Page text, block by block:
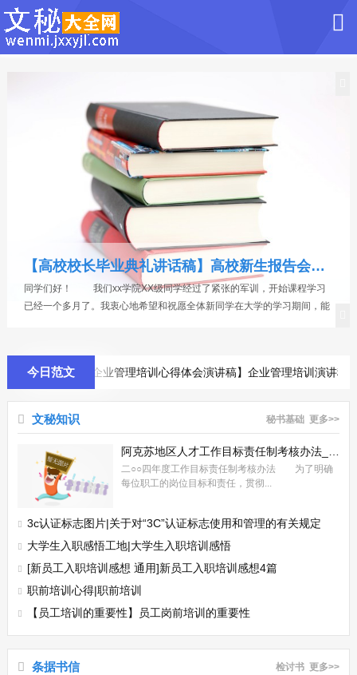
【篮球协会换届发言稿】微博协会换届发言稿
相聚不知珍惜，别离才知情重。看着日益苍老不再年轻的学弟学妹们，看
着那些拿着行李包四处奔波的学长学姐们，才想起来我真的快要大四了。
时间无情的将我推到大四的边缘，这意味着什么？意味着我老了，是时候
把微博协会交给年轻人管理了。 我的大学过去了三年，一共只参加过
的两个社团，第一个社团草草的一年就结束了...
【高校校长毕业典礼讲话稿】高校新生报告会校长讲话稿
同学们好！ 我们xx学院XX级同学经过了紧张的军训，开始课程学习
已经一个多月了。我衷心地希望和祝愿全体新同学在大学的学习期间，能
是，究竟能不能成才，能不能成就一番事...
尊敬的中国人民解放军xx省军区通信站的各位首长，各位教官，XX级全
体新同学，各位老师，朋友们： 大家上午好！ 一夜秋雨，送来
级新同学，首先我代表学院董事长康启鹏先生，代表院长张德江教授，代
表学院党政领导和全院师生员工，对省军...
社会主义核心价值观心得体会|社会主义核心价值观座谈会发言稿（学习雷锋方面）
尊敬的各位领导，同仁： 大家好！ 我是xx县城区一小五年级2班
的班主任朱，自XX年3月份开展社会主义核心价值观进校园活动以来，我
校以传承和弘扬雷锋精神为主题，以创建“雷锋式班级”活动为载体，深
高尚的道德风尚。开展了一系列师生喜...
班主任工作论坛发言稿_班主任工作发言稿：流光溢彩 各显风骚
班主任工作发言稿：流光溢彩 各显风骚 尊敬的各位老师，上午好。作
为三年三班的班主任，我将从以下四部分来谈一谈本班这个学期获得的成
长。 1、教学成绩，本班老师在“泛智教育”以及“为了每一个学生的发
展”的基础上，不放弃，不抛弃，真诚对待每一个学生，因此期末考试不
及格的学生控制在4个以内，体育，在...
今日范文【企业管理培训心得体会演讲稿】企业管理培训演讲稿
文秘知识 更多>>
秘书基础
二○○四年度工作目标责任制考核办法 为了明确
每位职工的岗位目标和责任，贯彻...
3c认证标志图片|关于对“3C”认证标志使用和管理的有关规定
大学生入职感悟工地|大学生入职培训感悟
[新员工入职培训感想 通用]新员工入职培训感想4篇
职前培训心得|职前培训
【员工培训的重要性】员工岗前培训的重要性
条据书信 更多>>
检讨书